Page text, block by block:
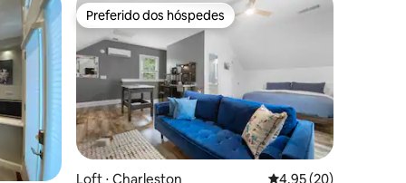
hóspedes Preferido dos hóspedes
Preferido dos hóspedes
Loft ⋅ Charleston 4,95 de uma
4,95 (20)